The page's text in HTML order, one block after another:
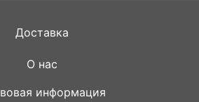
Доставка
О нас
информация